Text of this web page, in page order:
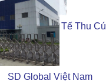
Viện Quốc Tế Thu Cúc